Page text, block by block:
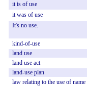
it is of use
it was of use
It's no use.
kind-of-use
land use
land use act
land-use plan
law relating to the use of name